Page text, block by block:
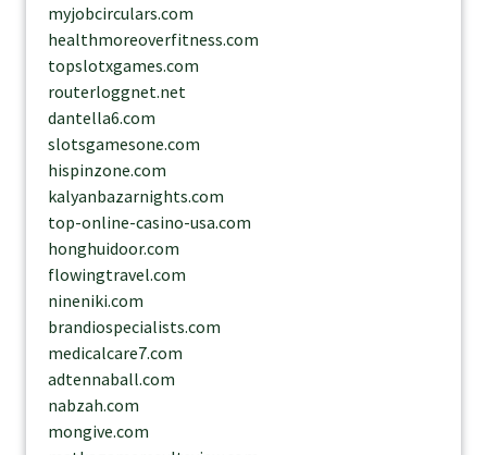
myjobcirculars.com
healthmoreoverfitness.com
topslotxgames.com
routerloggnet.net
dantella6.com
slotsgamesone.com
hispinzone.com
kalyanbazarnights.com
top-online-casino-usa.com
honghuidoor.com
flowingtravel.com
nineniki.com
brandiospecialists.com
medicalcare7.com
adtennaball.com
nabzah.com
mongive.com